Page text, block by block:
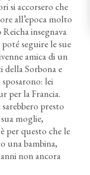
si accorsero che
all’epoca molto
insegnava
seguire le sue
amica di un
della Sorbona e
lei
per la Francia.
presto
moglie,
per questo che le
una bambina,
non ancora